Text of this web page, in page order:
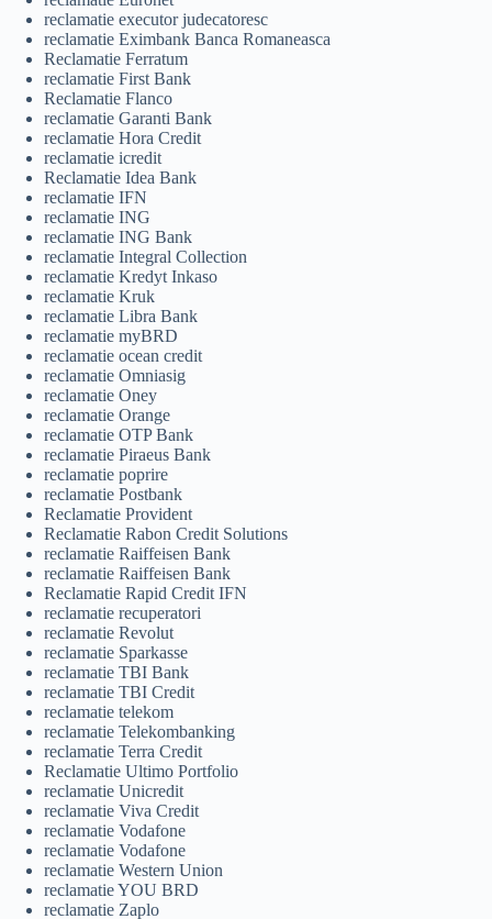
reclamatie executor judecatoresc
reclamatie Eximbank Banca Romaneasca
Reclamatie Ferratum
reclamatie First Bank
Reclamatie Flanco
reclamatie Garanti Bank
reclamatie Hora Credit
reclamatie icredit
Reclamatie Idea Bank
reclamatie IFN
reclamatie ING
reclamatie ING Bank
reclamatie Integral Collection
reclamatie Kredyt Inkaso
reclamatie Kruk
reclamatie Libra Bank
reclamatie myBRD
reclamatie ocean credit
reclamatie Omniasig
reclamatie Oney
reclamatie Orange
reclamatie OTP Bank
reclamatie Piraeus Bank
reclamatie poprire
reclamatie Postbank
Reclamatie Provident
Reclamatie Rabon Credit Solutions
reclamatie Raiffeisen Bank
reclamatie Raiffeisen Bank
Reclamatie Rapid Credit IFN
reclamatie recuperatori
reclamatie Revolut
reclamatie Sparkasse
reclamatie TBI Bank
reclamatie TBI Credit
reclamatie telekom
reclamatie Telekombanking
reclamatie Terra Credit
Reclamatie Ultimo Portfolio
reclamatie Unicredit
reclamatie Viva Credit
reclamatie Vodafone
reclamatie Vodafone
reclamatie Western Union
reclamatie YOU BRD
reclamatie Zaplo